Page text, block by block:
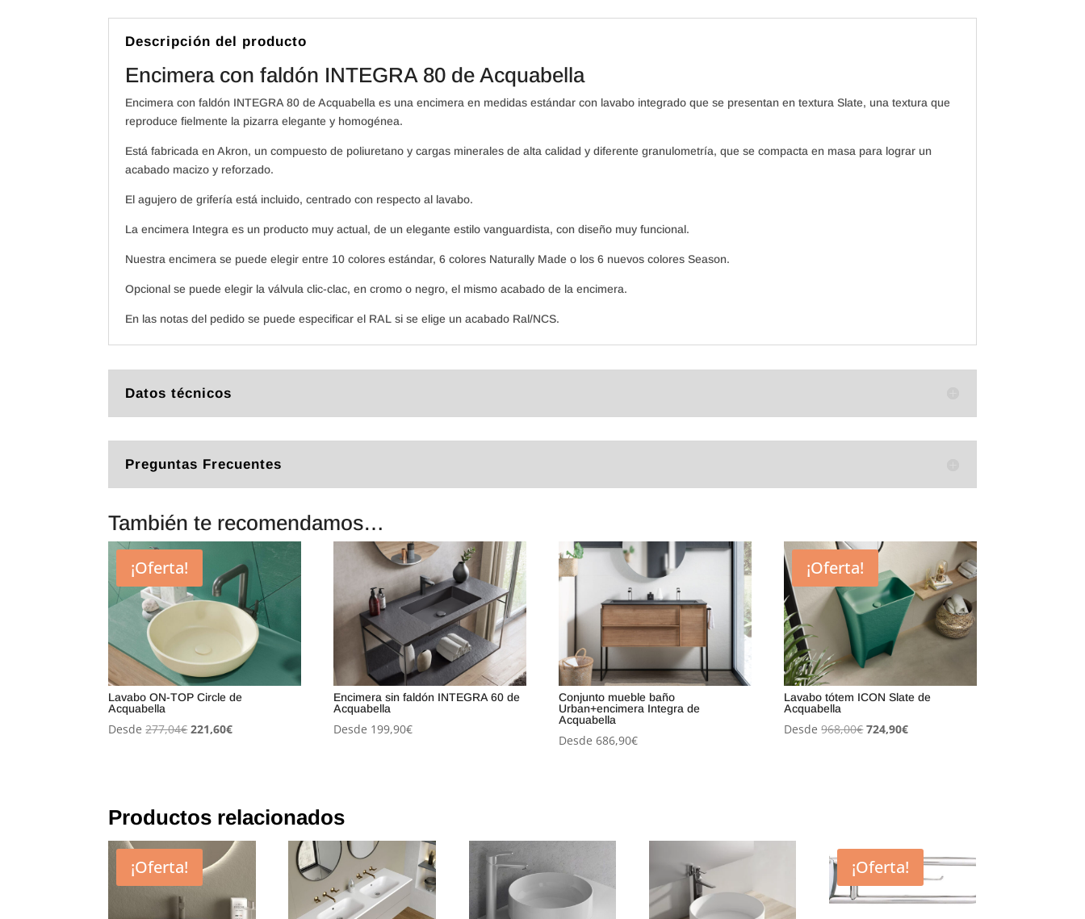
Descripción del producto
Encimera con faldón INTEGRA 80 de Acquabella
Encimera con faldón INTEGRA 80 de Acquabella es una encimera en medidas estándar con lavabo integrado que se presentan en textura Slate, una textura que
reproduce fielmente la pizarra elegante y homogénea.
Está fabricada en Akron, un compuesto de poliuretano y cargas minerales de alta calidad y diferente granulometría, que se compacta en masa para lograr un
acabado macizo y reforzado.
El agujero de grifería está incluido, centrado con respecto al lavabo.
La encimera Integra es un producto muy actual, de un elegante estilo vanguardista, con diseño muy funcional.
Nuestra encimera se puede elegir entre 10 colores estándar, 6 colores Naturally Made o los 6 nuevos colores Season.
Opcional se puede elegir la válvula clic-clac, en cromo o negro, el mismo acabado de la encimera.
En las notas del pedido se puede especificar el RAL si se elige un acabado Ral/NCS.
Datos técnicos
Preguntas Frecuentes
También te recomendamos…
¡Oferta!
Lavabo ON-TOP Circle de
Acquabella
Desde 277,04€El
221,60€El
Encimera sin faldón INTEGRA 60 de
Acquabella
Desde 199,90€
Conjunto mueble baño
Urban+encimera Integra de
Acquabella
Desde 686,90€
¡Oferta!
Lavabo tótem ICON Slate de
Acquabella
Desde 968,00€El
724,90€El
Productos relacionados
¡Oferta! ¡Oferta!